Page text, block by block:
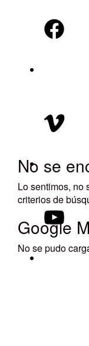
No se
Lo sentimos, no
criterios de
Google
No se pudo